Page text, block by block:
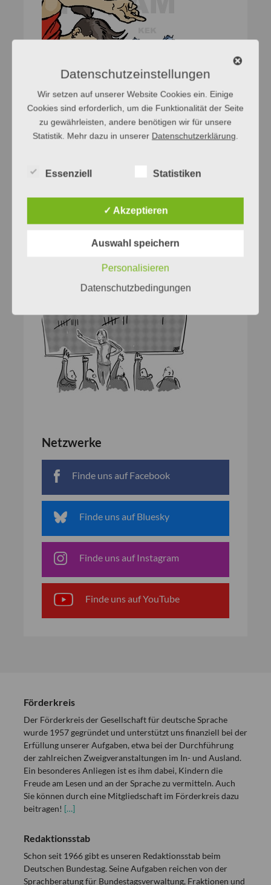
Netzwerke
Finde uns auf Facebook
Finde uns auf Bluesky
Finde uns auf Instagram
Finde uns auf YouTube
Förderkreis
Der Förderkreis der Gesellschaft für deutsche Sprache
wurde 1957 gegründet und unterstützt uns finanziell bei der
Erfüllung unserer Aufgaben, etwa bei der Durchführung
der zahlreichen Zweigveranstaltungen im In- und Ausland.
Ein besonderes Anliegen ist es ihm dabei, Kindern die
Freude am Lesen und an der Sprache zu vermitteln. Auch
Sie können durch eine Mitgliedschaft im Förderkreis dazu
beitragen! […]
Redaktionsstab
Schon seit 1966 gibt es unseren Redaktionsstab beim
Deutschen Bundestag. Seine Aufgaben reichen von der
Sprachberatung für Bundestagsverwaltung, Fraktionen und
Datenschutzeinstellungen
Wir setzen auf unserer Website Cookies ein. Einige
Cookies sind erforderlich, um die Funktionalität der Seite
zu gewährleisten, andere benötigen wir für unsere
Statistik. Mehr dazu in unserer Datenschutzerklärung
Essenziell Statistiken
✓ Akzeptieren
Auswahl speichern
Personalisieren
Datenschutzbedingungen